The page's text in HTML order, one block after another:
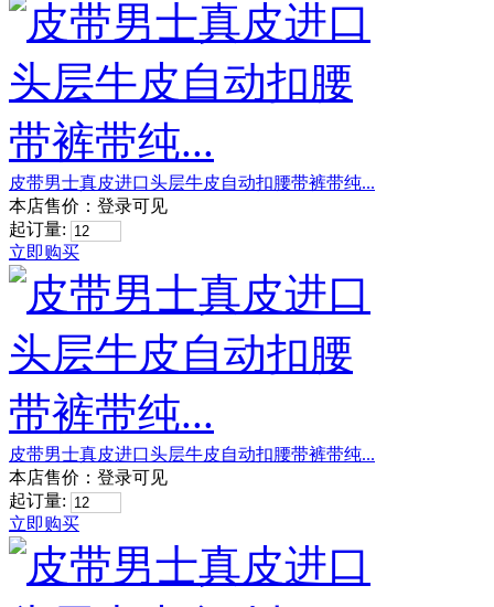
皮带男士真皮进口头层牛皮自动扣腰带裤带纯...
本店售价： 登录可见
起订量:
立即购买
皮带男士真皮进口头层牛皮自动扣腰带裤带纯...
本店售价： 登录可见
起订量:
立即购买